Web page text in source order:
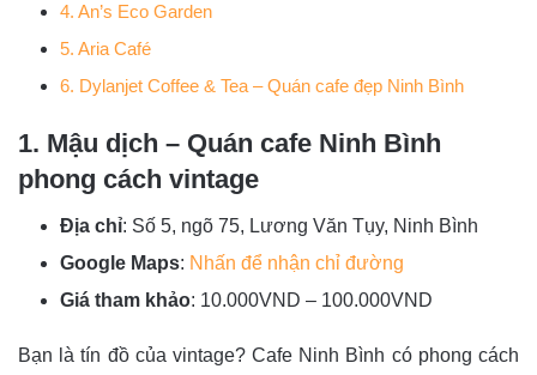
4. An’s Eco Garden
5. Aria Café
6. Dylanjet Coffee & Tea – Quán cafe đẹp Ninh Bình
1. Mậu dịch – Quán cafe Ninh Bình
phong cách vintage
Địa chỉ: Số 5, ngõ 75, Lương Văn Tụy, Ninh Bình
Google Maps: Nhấn để nhận chỉ đường
Giá tham khảo: 10.000VND – 100.000VND
Bạn là tín đồ của vintage? Cafe Ninh Bình có phong cách